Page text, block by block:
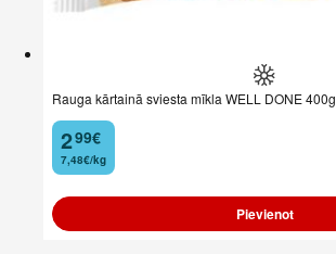
Rauga kārtainā sviesta mīkla WELL DONE 400g
2
. 99€
7,48€/kg
Pievienot